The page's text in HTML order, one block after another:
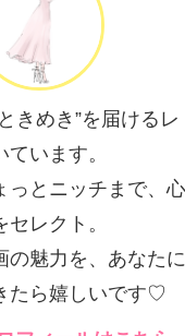
きめき”を届けるレ
います。
っとニッチまで、心
レクト。
の魅力を、あなたに
たら嬉しいです♡